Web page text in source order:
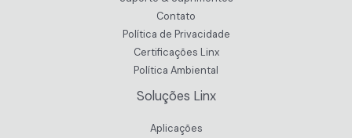
Contato
Política de Privacidade
Certificações Linx
Política Ambiental
Soluções Linx
Aplicações